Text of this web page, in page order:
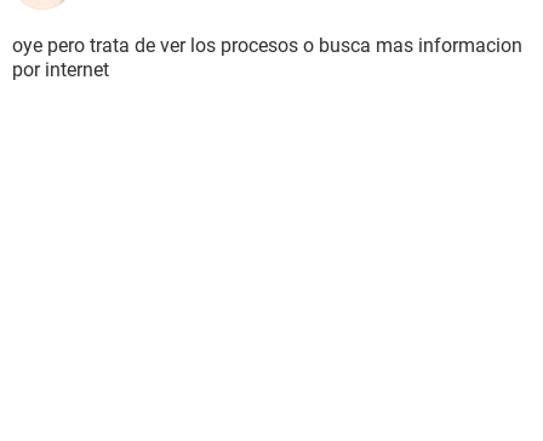
oye pero trata de ver los procesos o busca mas informacion
por internet